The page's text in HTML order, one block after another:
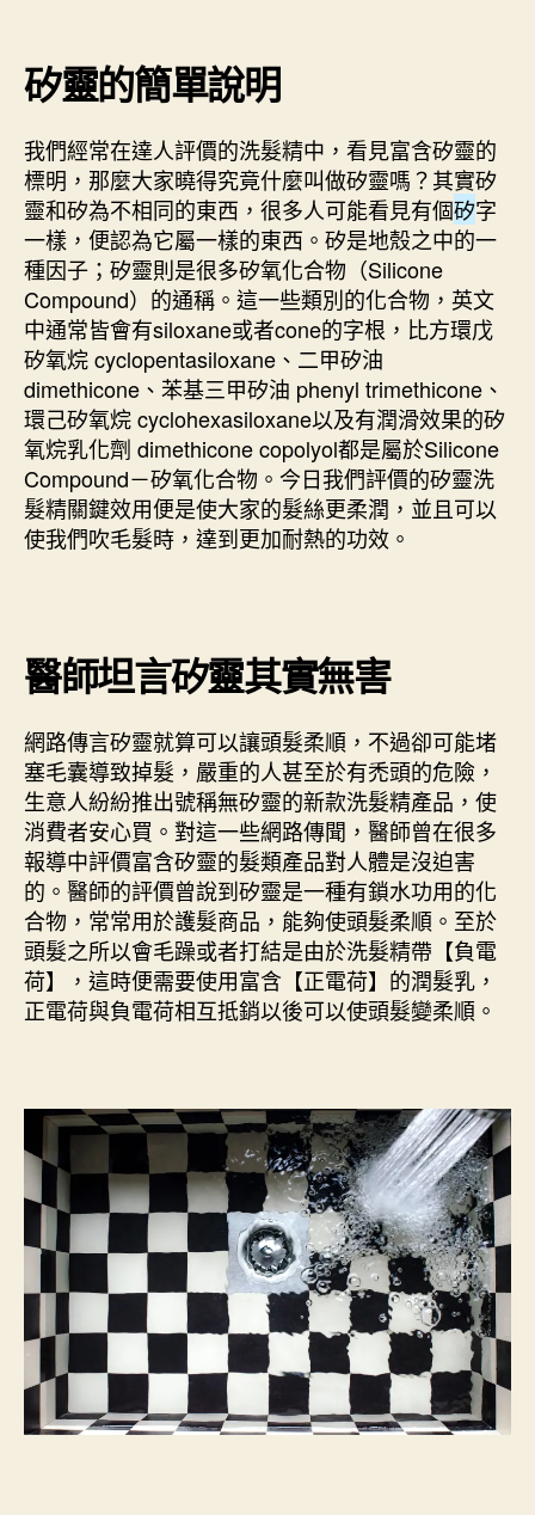
矽靈的簡單說明
我們經常在達人評價的洗髮精中，看見富含矽靈的
標明，那麼大家曉得究竟什麼叫做矽靈嗎？其實矽
靈和矽為不相同的東西，很多人可能看見有個矽字
一樣，便認為它屬一樣的東西。矽是地殼之中的一
種因子；矽靈則是很多矽氧化合物（Silicone
Compound）的通稱。這一些類別的化合物，英文
中通常皆會有siloxane或者cone的字根，比方環戊
矽氧烷 cyclopentasiloxane、二甲矽油
dimethicone、苯基三甲矽油 phenyl trimethicone、
環己矽氧烷 cyclohexasiloxane以及有潤滑效果的矽
氧烷乳化劑 dimethicone copolyol都是屬於Silicone
Compound－矽氧化合物。今日我們評價的矽靈洗
髮精關鍵效用便是使大家的髮絲更柔潤，並且可以
使我們吹毛髮時，達到更加耐熱的功效。
醫師坦言矽靈其實無害
網路傳言矽靈就算可以讓頭髮柔順，不過卻可能堵
塞毛囊導致掉髮，嚴重的人甚至於有禿頭的危險，
生意人紛紛推出號稱無矽靈的新款洗髮精產品，使
消費者安心買。對這一些網路傳聞，醫師曾在很多
報導中評價富含矽靈的髮類產品對人體是沒迫害
的。醫師的評價曾說到矽靈是一種有鎖水功用的化
合物，常常用於護髮商品，能夠使頭髮柔順。至於
頭髮之所以會毛躁或者打結是由於洗髮精帶【負電
荷】，這時便需要使用富含【正電荷】的潤髮乳，
正電荷與負電荷相互抵銷以後可以使頭髮變柔順。